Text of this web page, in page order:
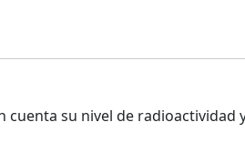
su nivel de